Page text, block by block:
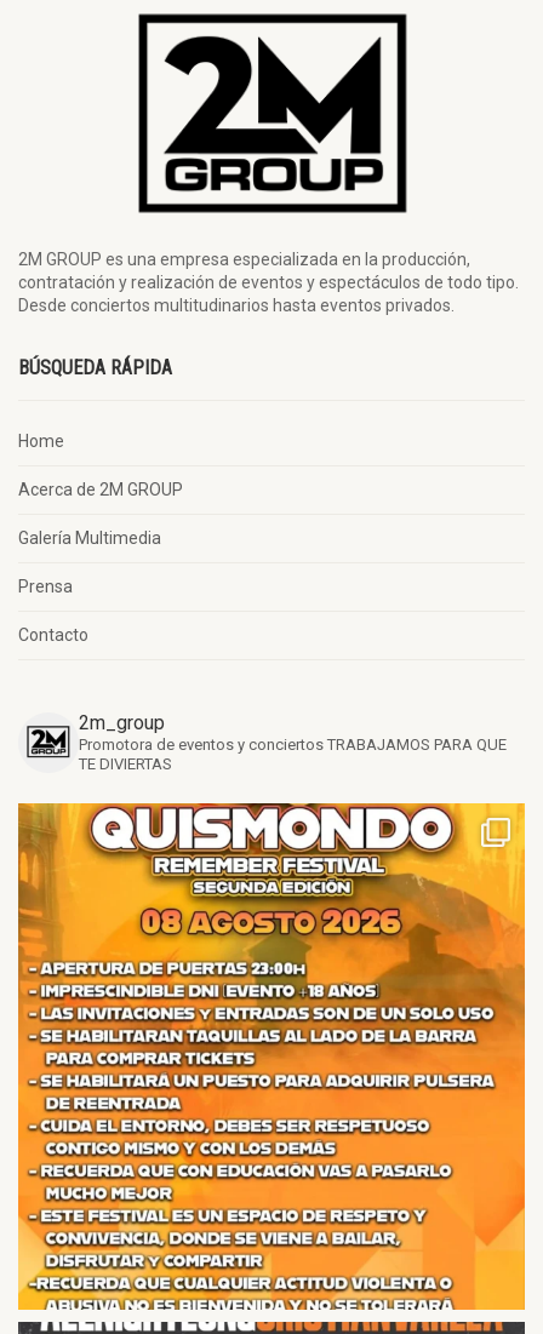
2M GROUP es una empresa especializada en la producción,
contratación y realización de eventos y espectáculos de todo tipo.
Desde conciertos multitudinarios hasta eventos privados.
BÚSQUEDA RÁPIDA
Home
Acerca de 2M GROUP
Galería Multimedia
Prensa
Contacto
2m_group
Promotora de eventos y conciertos TRABAJAMOS PARA QUE
TE DIVIERTAS